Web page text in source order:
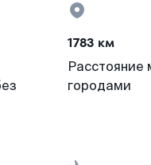
1783 км
Расстояние
городами